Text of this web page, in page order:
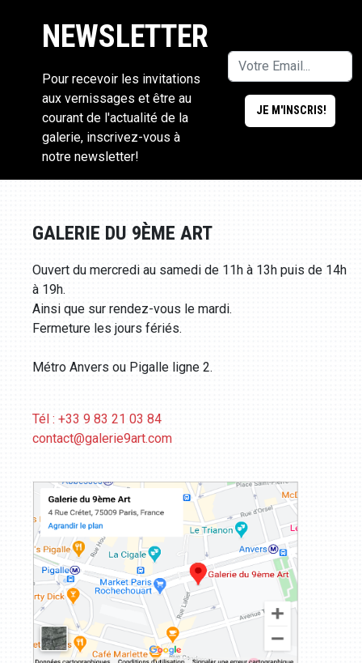
NEWSLETTER
Pour recevoir les invitations
aux vernissages et être au
courant de l'actualité de la
galerie, inscrivez-vous à
notre newsletter!
GALERIE DU 9ÈME ART
Ouvert du mercredi au samedi de 11h à 13h puis de 14h
à 19h.
Ainsi que sur rendez-vous le mardi.
Fermeture les jours fériés.
Métro Anvers ou Pigalle ligne 2.
Tél : +33 9 83 21 03 84
contact@galerie9art.com